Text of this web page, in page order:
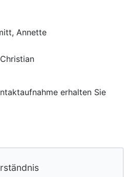
Annette
erhalten Sie